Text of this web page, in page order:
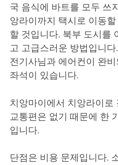
국 음식에 바트를 모두 쓰
앙라이까지 택시로 이동
할 것입니다. 북부 도시를
고 고급스러운 방법입니
전기사님과 에어컨이 완
좌석이 있습니다.
치앙마이에서 치앙라이로
교통편은 없기 때문에 한
입니다.
단점은 비용 문제입니다.